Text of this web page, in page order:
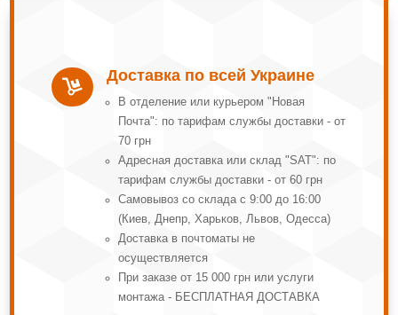

Доставка по всей Украине
В отделение или курьером "Новая
Почта": по тарифам службы доставки - от
70 грн
Адресная доставка или склад "SAT": по
тарифам службы доставки - от 60 грн
Самовывоз со склада с 9:00 до 16:00
(Киев, Днепр, Харьков, Львов, Одесса)
Доставка в почтоматы не
осуществляется
При заказе от 15 000 грн или услуги
монтажа - БЕСПЛАТНАЯ ДОСТАВКА